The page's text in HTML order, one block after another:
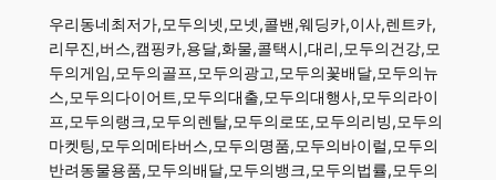
우리동네최저가,모두의넷,모넷,콜밴,웨딩카,이사,렌트카,
리무진,버스,캠핑카,용달,화물,콜택시,대리,모두의건강,모
두의게임,모두의골프,모두의광고,모두의꽃배달,모두의뉴
스,모두의다이어트,모두의대출,모두의대행사,모두의라이
프,모두의랭크,모두의렌탈,모두의로또,모두의리빙,모두의
마켓팅,모두의메타버스,모두의명품,모두의바이럴,모두의
반려동물용품,모두의배달,모두의뱅크,모두의법률,모두의